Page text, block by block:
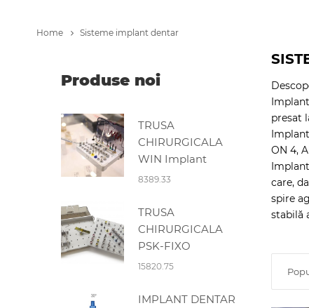
Home Sisteme implant dentar
Produse noi
TRUSA
CHIRURGICALA
WIN Implant
8389.33
TRUSA
CHIRURGICALA
PSK-FIXO
15820.75
IMPLANT DENTAR
presat
ON 4,
care,
spire
stabilă